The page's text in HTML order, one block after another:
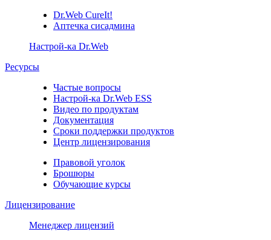
Dr.Web CureIt!
Аптечка сисадмина
Настрой-ка Dr.Web
Ресурсы
Частые вопросы
Настрой-ка Dr.Web ESS
Видео по продуктам
Документация
Сроки поддержки продуктов
Центр лицензирования
Правовой уголок
Брошюры
Обучающие курсы
Лицензирование
Менеджер лицензий